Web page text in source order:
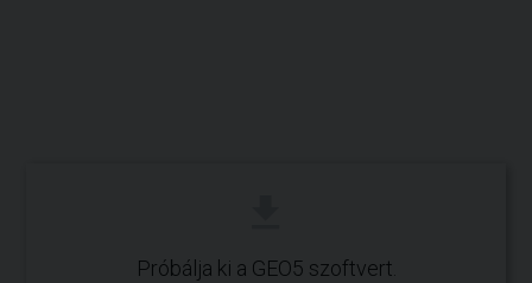
Próbálja ki a GEO5 szoftvert.